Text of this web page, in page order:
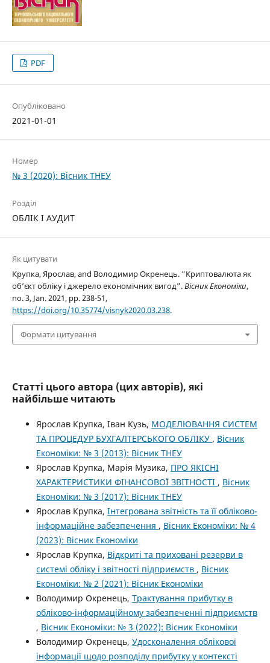
PDF
Опубліковано
2021-01-01
Номер
№ 3 (2020): Вісник ТНЕУ
Розділ
ОБЛІК І АУДИТ
Як цитувати
Крупка, Ярослав, and Володимир Окренець. “Криптовалюта як
об’єкт обліку і джерело економічних вигод”.Вісник Економіки,
no. 3, Jan. 2021, pp. 238-51,
https://doi.org/10.35774/visnyk2020.03.238.
Формати цитування
Статті цього автора (цих авторів), які
найбільше читають
Ярослав Крупка, Іван Кузь, МОДЕЛЮВАННЯ СИСТЕМ
ТА ПРОЦЕДУР БУХГАЛТЕРСЬКОГО ОБЛІКУ , Вісник
Економіки: № 3 (2013): Вісник ТНЕУ
Ярослав Крупка, Марія Музика, ПРО ЯКІСНІ
ХАРАКТЕРИСТИКИ ФІНАНСОВОЇ ЗВІТНОСТІ , Вісник
Економіки: № 3 (2017): Вісник ТНЕУ
Ярослав Крупка, Інтегрована звітність та її обліково-
інформаційне забезпечення , Вісник Економіки: № 4
(2023): Вісник Економіки
Ярослав Крупка, Відкриті та приховані резерви в
системі обліку і звітності підприємств , Вісник
Економіки: № 2 (2021): Вісник Економіки
Володимир Окренець, Трактування прибутку в
обліково-інформаційному забезпеченні підприємств
, Вісник Економіки: № 3 (2022): Вісник Економіки
Володимир Окренець, Удосконалення облікової
інформації щодо розподілу прибутку у контексті